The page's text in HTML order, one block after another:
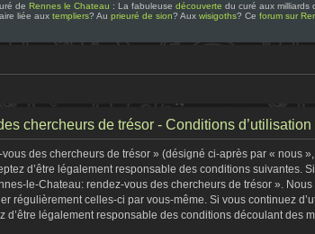
de Rennes le Chateau : La fabuleuse découverte du curé aux milliards
liée aux templiers? Au prieuré de sion? Aux wisigoths? Ce forum sur
chercheurs de trésor - Conditions d’utilisation
des chercheurs de trésor » (désigné ci-après par « nous
d’être légalement responsable des conditions suivantes.
le-Chateau: rendez-vous des chercheurs de trésor ».
régulièrement celles-ci par vous-même. Si vous continuez
d’être légalement responsable des conditions découlant des